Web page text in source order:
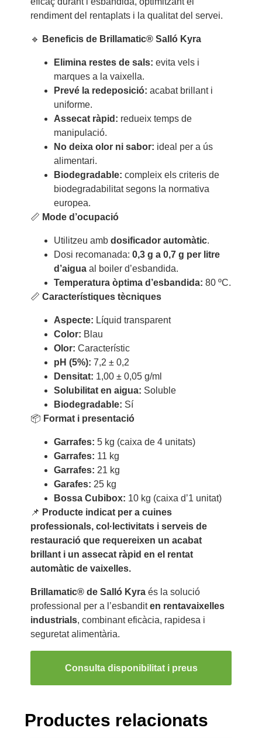
rendiment del rentaplats i la qualitat del servei.
🔹 Beneficis de Brillamatic® Salló Kyra
Elimina restes de sals: evita vels i
marques a la vaixella.
Prevé la redeposició: acabat brillant i
uniforme.
Assecat ràpid: redueix temps de
manipulació.
No deixa olor ni sabor: ideal per a ús
alimentari.
Biodegradable: compleix els criteris de
biodegradabilitat segons la normativa
europea.
📏 Mode d’ocupació
Utilitzeu amb dosificador automàtic.
Dosi recomanada: 0,3 g a 0,7 g per litre
d’aiguaal boiler d’esbandida.
Temperatura òptima d’esbandida: 80 ºC.
📏 Característiques tècniques
Aspecte: Líquid transparent
Color: Blau
Olor: Característic
pH (5%): 7,2 ± 0,2
Densitat: 1,00 ± 0,05 g/ml
Solubilitat en aigua: Soluble
Biodegradable: Sí
📦 Format i presentació
Garrafes: 5 kg (caixa de 4 unitats)
Garrafes: 11 kg
Garrafes: 21 kg
Garafes: 25 kg
Bossa Cubibox: 10 kg (caixa d’1 unitat)
📌 Producte indicat per a cuines
professionals, col·lectivitats i serveis de
restauració que requereixen un acabat
brillant i un assecat ràpid en el rentat
automàtic de vaixelles.
Brillamatic® de Salló Kyraés la solució
professional per a l’esbanditen rentavaixelles
industrials, combinant eficàcia, rapidesa i
seguretat alimentària.
Consulta disponibilitat i preus
Productes relacionats